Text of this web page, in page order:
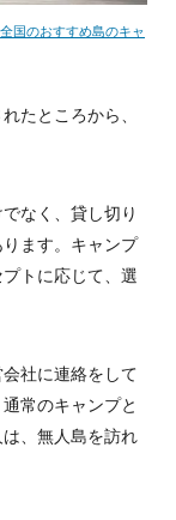
国のおすすめ島のキャ
たところから、
なく、貸し切り
ます。キャンプ
トに応じて、選
社に連絡をして
常のキャンプと
、無人島を訪れ